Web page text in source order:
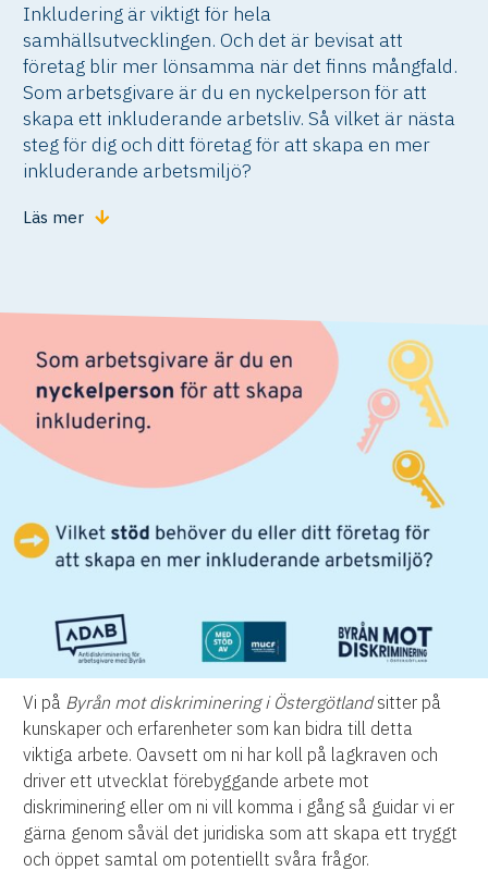
Inkludering är viktigt för hela
samhällsutvecklingen. Och det är bevisat att
företag blir mer lönsamma när det finns mångfald.
Som arbetsgivare är du en nyckelperson för att
skapa ett inkluderande arbetsliv. Så vilket är nästa
steg för dig och ditt företag för att skapa en mer
inkluderande arbetsmiljö?
Läs mer
Vi på Byrån mot diskriminering i Östergötlandsitter på
kunskaper och erfarenheter som kan bidra till detta
viktiga arbete. Oavsett om ni har koll på lagkraven och
driver ett utvecklat förebyggande arbete mot
diskriminering eller om ni vill komma i gång så guidar vi er
gärna genom såväl det juridiska som att skapa ett tryggt
och öppet samtal om potentiellt svåra frågor.